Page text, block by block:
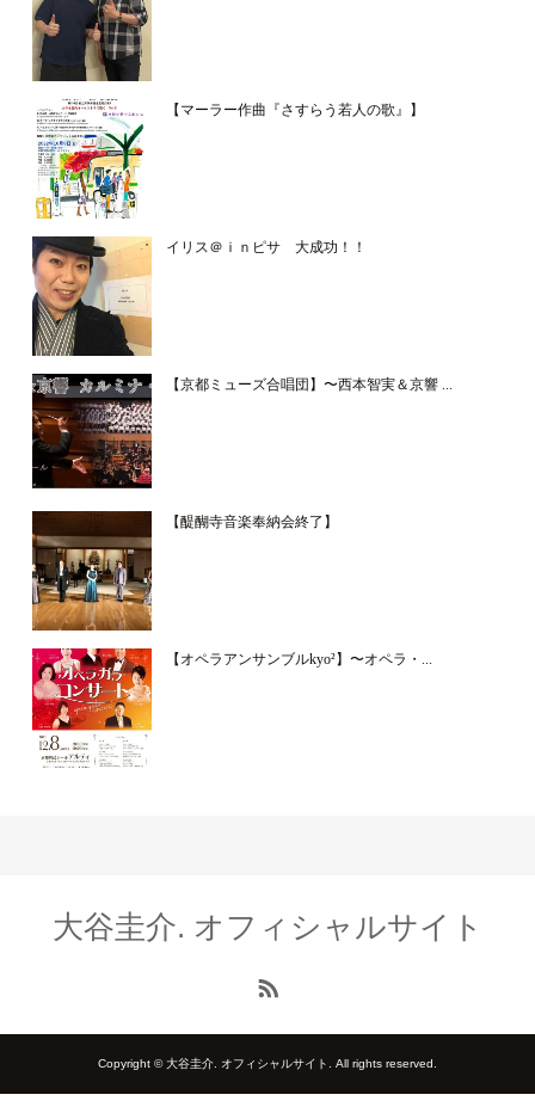
【マーラー作曲『さすらう若人の歌』】
イリス＠ｉｎピサ 大成功！！
【京都ミューズ合唱団】〜西本智実＆京響 ...
【醍醐寺音楽奉納会終了】
【オペラアンサンブルkyo²】〜オペラ・...
大谷圭介. オフィシャルサイト
Copyright © 大谷圭介. オフィシャルサイト. All rights reserved.